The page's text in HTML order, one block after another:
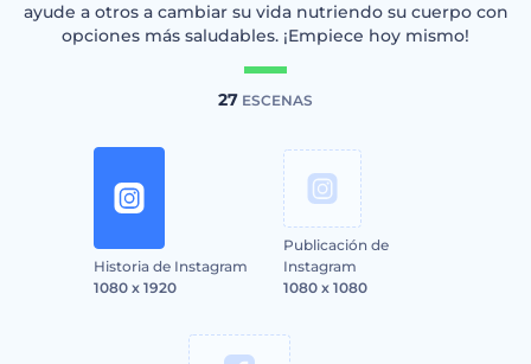
ayude a otros a cambiar su vida nutriendo su cuerpo con
opciones más saludables. ¡Empiece hoy mismo!
27 ESCENAS
Historia de Instagram
1080 x 1920
Publicación de
Instagram
1080 x 1080